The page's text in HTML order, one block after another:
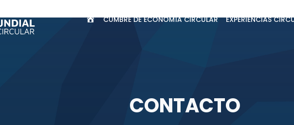
INICIOCUMBRE DE ECONOMÍA CIRCULAR EXPERIENCIAS
CONTACTO